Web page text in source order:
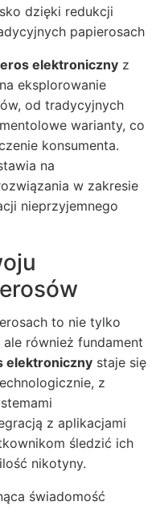
dzięki redukcji
papierosach
elektroniczny z
eksplorowanie
od tradycyjnych
warianty, co
konsumenta.
na
w zakresie
nieprzyjemnego
to nie tylko
również fundament
elektroniczny staje się
z
z aplikacjami
śledzić ich
nikotyny.
świadomość